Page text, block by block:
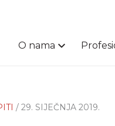
O nama
/ 29. SIJEČNJA 2019.